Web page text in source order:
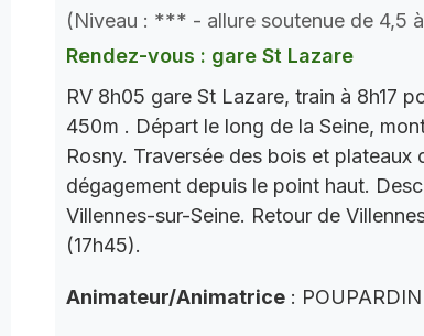
(Niveau : *** - allure soutenue de 4,5
Rendez-vous : gare St Lazare
RV 8h05 gare St Lazare, train à 8h17
450m . Départ le long de la Seine,
Rosny. Traversée des bois et plateaux
dégagement depuis le point haut.
Villennes-sur-Seine. Retour de
(17h45).
Animateur/Animatrice :